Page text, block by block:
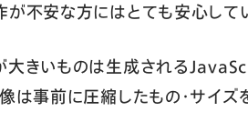
不安な方にはとても安心して
きいものは生成される
は事前に圧縮したもの・サイズ